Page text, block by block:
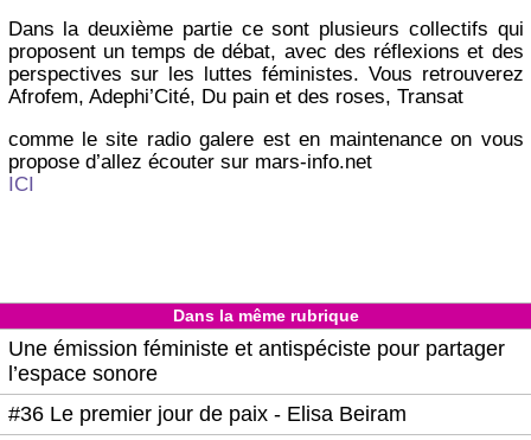
Dans la deuxième partie ce sont plusieurs collectifs qui
proposent un temps de débat, avec des réflexions et des
perspectives sur les luttes féministes. Vous retrouverez
Afrofem, Adephi’Cité, Du pain et des roses, Transat
comme le site radio galere est en maintenance on vous
propose d’allez écouter sur mars-info.net
ICI
Dans la même rubrique
Une émission féministe et antispéciste pour partager
l’espace sonore
#36 Le premier jour de paix - Elisa Beiram